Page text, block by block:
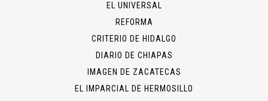
EL UNIVERSAL
REFORMA
CRITERIO DE HIDALGO
DIARIO DE CHIAPAS
IMAGEN DE ZACATECAS
EL IMPARCIAL DE HERMOSILLO